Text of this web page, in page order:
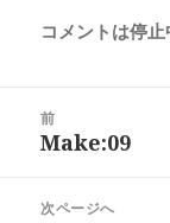
コメントは停止
前
前
投
Make:09
次ページへ